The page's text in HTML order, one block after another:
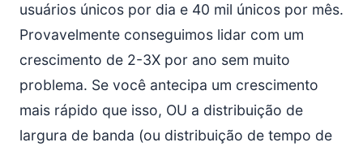
usuários únicos por dia e 40 mil únicos por mês.
Provavelmente conseguimos lidar com um
crescimento de 2-3X por ano sem muito
problema. Se você antecipa um crescimento
mais rápido que isso, OU a distribuição de
largura de banda (ou distribuição de tempo de